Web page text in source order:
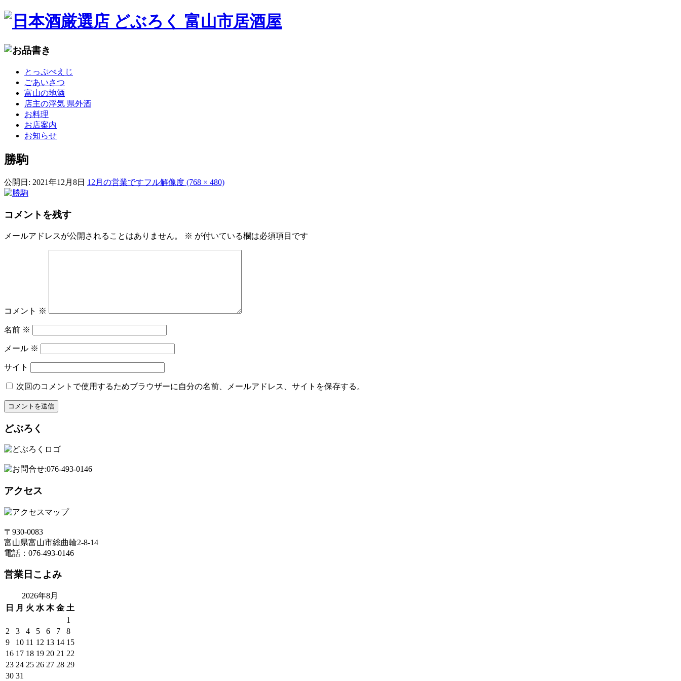
とっぷぺえじ
ごあいさつ
富山の地酒
店主の浮気 県外酒
お料理
お店案内
お知らせ
勝駒
公開日: 2021年12月8日 12月の営業ですフル解像度 (768 × 480)
コメントを残す
メールアドレスが公開されることはありません。 ※ が付いている欄は必須項目です
コメント ※
名前 ※
メール ※
サイト
次回のコメントで使用するためブラウザーに自分の名前、メールアドレス、サイトを保存する。
どぶろく
アクセス
〒930-0083
富山県富山市総曲輪2-8-14
電話：076-493-0146
営業日こよみ
2026年8月
日
月 火 水 木 金 土
1
2
3 4 5 6 7
8
9
10 11 12 13 14 15
16 17 18 19 20 21 22
23 24 25 26 27 28 29
30 31